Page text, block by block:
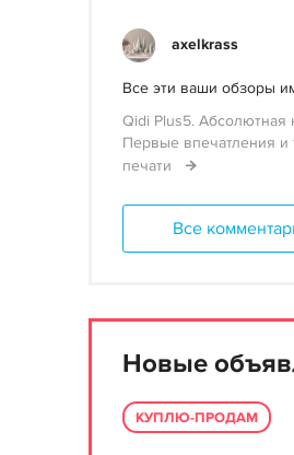
axelkrass
Все эти ваши обзоры
Qidi Plus5. Абсолютная
Первые впечатления и
печати
Все
Новые
КУПЛЮ-ПРОДАМ